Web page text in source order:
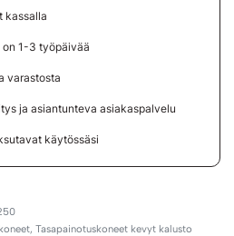
kassalla
on 1-3 työpäivää
varastosta
ja asiantunteva asiakaspalvelu
käytössäsi
, Tasapainotuskoneet kevyt kalusto